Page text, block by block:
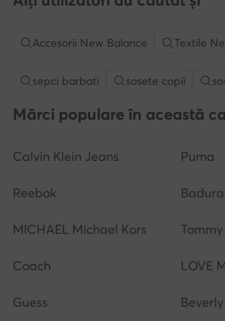
Accesorii New Balance Textile
sepci barbati sosete copii
Mărci populare în această
Calvin Klein Jeans Puma
Reebok Badura
MICHAEL Michael Kors
Coach LOVE
Guess